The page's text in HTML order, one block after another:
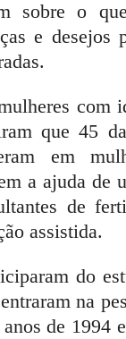
sobre o
e desejos
com
que 45
em
a ajuda de
de
assistida.
do
na
de 1994